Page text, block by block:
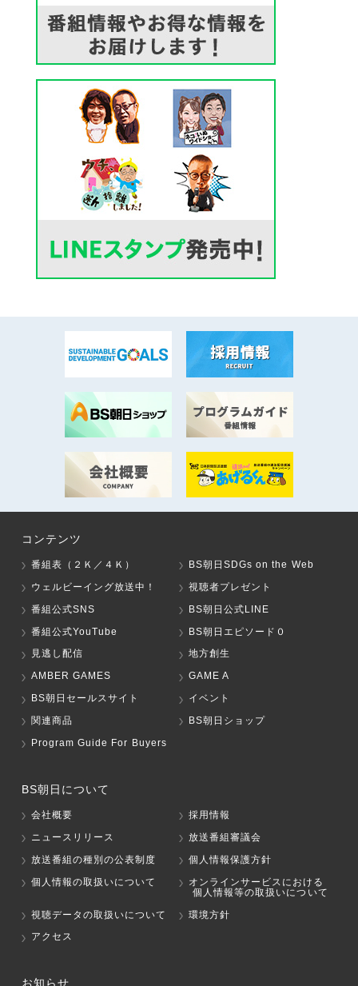
コンテンツ
番組表（２Ｋ／４Ｋ）
BS朝日SDGs on the Web
ウェルビーイング放送中！
視聴者プレゼント
番組公式SNS
BS朝日公式LINE
番組公式YouTube
BS朝日エピソード０
見逃し配信
地方創生
AMBER GAMES
GAME A
BS朝日セールスサイト
イベント
関連商品
BS朝日ショップ
Program Guide For Buyers
BS朝日について
会社概要
採用情報
ニュースリリース
放送番組審議会
放送番組の種別の公表制度
個人情報保護方針
個人情報の取扱いについて
オンラインサービスにおける
個人情報等の取扱いについて
視聴データの取扱いについて
環境方針
アクセス
お知らせ